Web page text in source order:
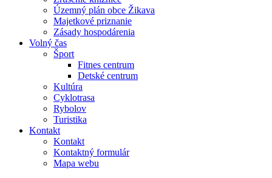
Územný plán obce Žikava
Majetkové priznanie
Zásady hospodárenia
Volný čas
Šport
Fitnes centrum
Detské centrum
Kultúra
Cyklotrasa
Rybolov
Turistika
Kontakt
Kontakt
Kontaktný formulár
Mapa webu